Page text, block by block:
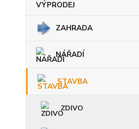
VÝPRODEJ
ZAHRADA
NÁŘADÍ
STAVBA
ZDIVO